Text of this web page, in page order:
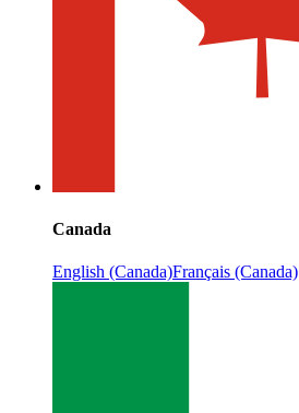
Canada
English (Canada)Français (Canada)